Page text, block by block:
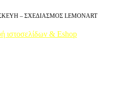
– ΣΧΕΔΙΑΣΜΟΣ LEMONART